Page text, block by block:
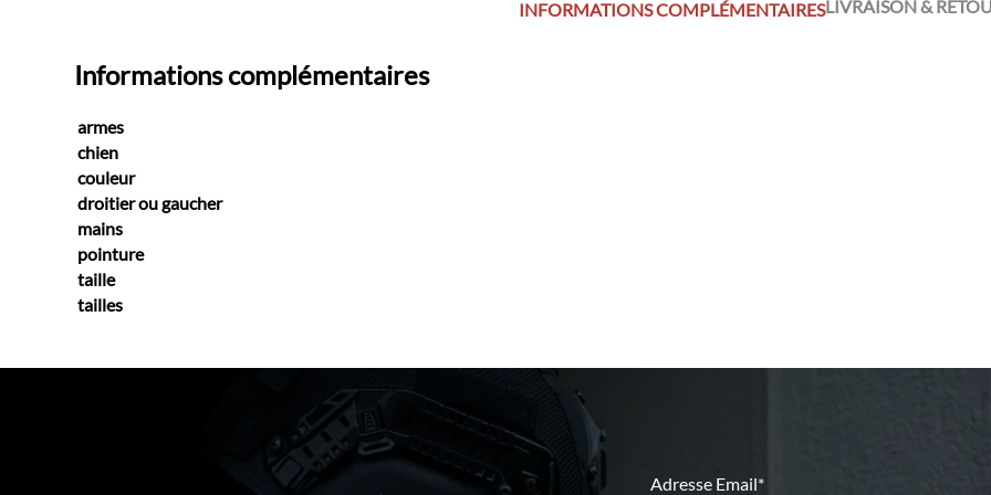
INFORMATIONS COMPLÉMENTAIRESLIVRAISON &
Informations complémentaires
armes
chien
couleur
droitier ou gaucher
mains
pointure
taille
tailles
Adresse Email*